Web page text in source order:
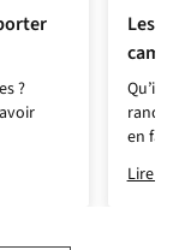
?
Les
Qu’il
en
qui
Lire la